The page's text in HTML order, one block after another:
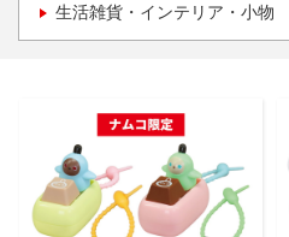
生活雑貨・インテリア・小物